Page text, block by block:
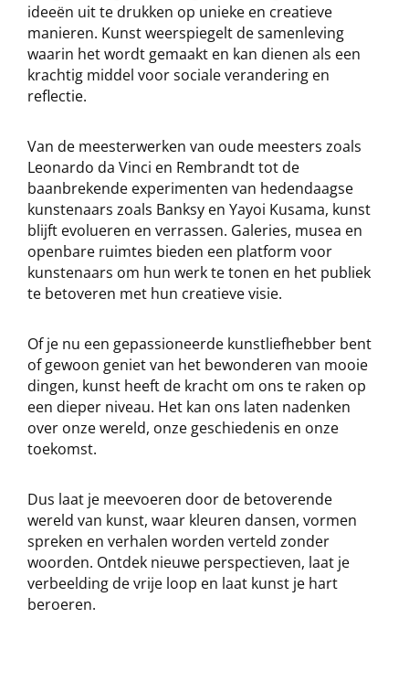
ideeën uit te drukken op unieke en creatieve
manieren. Kunst weerspiegelt de samenleving
waarin het wordt gemaakt en kan dienen als een
krachtig middel voor sociale verandering en
reflectie.
Van de meesterwerken van oude meesters zoals
Leonardo da Vinci en Rembrandt tot de
baanbrekende experimenten van hedendaagse
kunstenaars zoals Banksy en Yayoi Kusama, kunst
blijft evolueren en verrassen. Galeries, musea en
openbare ruimtes bieden een platform voor
kunstenaars om hun werk te tonen en het publiek
te betoveren met hun creatieve visie.
Of je nu een gepassioneerde kunstliefhebber bent
of gewoon geniet van het bewonderen van mooie
dingen, kunst heeft de kracht om ons te raken op
een dieper niveau. Het kan ons laten nadenken
over onze wereld, onze geschiedenis en onze
toekomst.
Dus laat je meevoeren door de betoverende
wereld van kunst, waar kleuren dansen, vormen
spreken en verhalen worden verteld zonder
woorden. Ontdek nieuwe perspectieven, laat je
verbeelding de vrije loop en laat kunst je hart
beroeren.